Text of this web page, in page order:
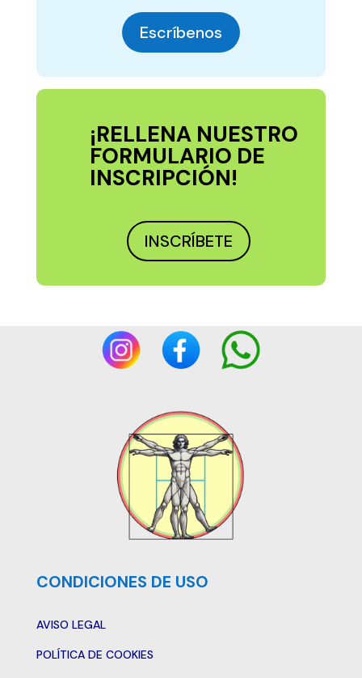
Escríbenos
¡RELLENA NUESTRO
FORMULARIO DE
INSCRIPCIÓN!
INSCRÍBETE
CONDICIONES DE USO
AVISO LEGAL
POLÍTICA DE COOKIES